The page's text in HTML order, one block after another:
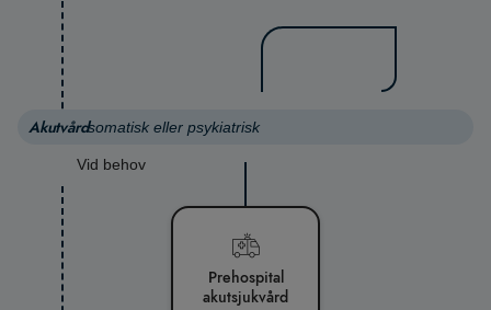
Akutvårdsomatisk eller psykiatrisk
Prehospital
akutsjukvård
Vid behov